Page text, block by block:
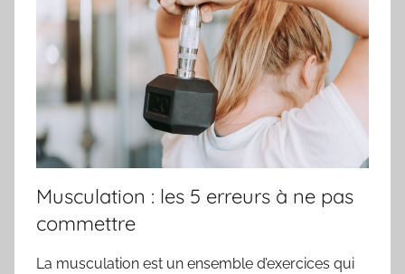
Musculation : les 5 erreurs à ne pas
commettre
La musculation est un ensemble d’exercices qui